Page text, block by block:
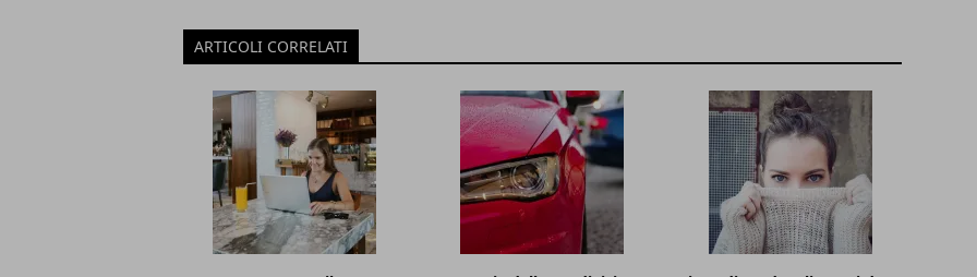
ARTICOLI CORRELATI